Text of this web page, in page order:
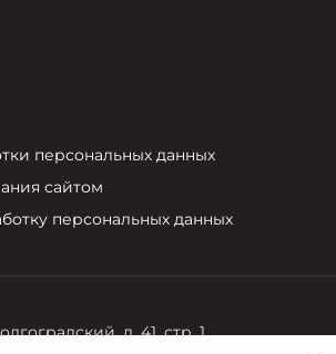
персональных данных
сайтом
персональных данных
д. 41, стр. 1